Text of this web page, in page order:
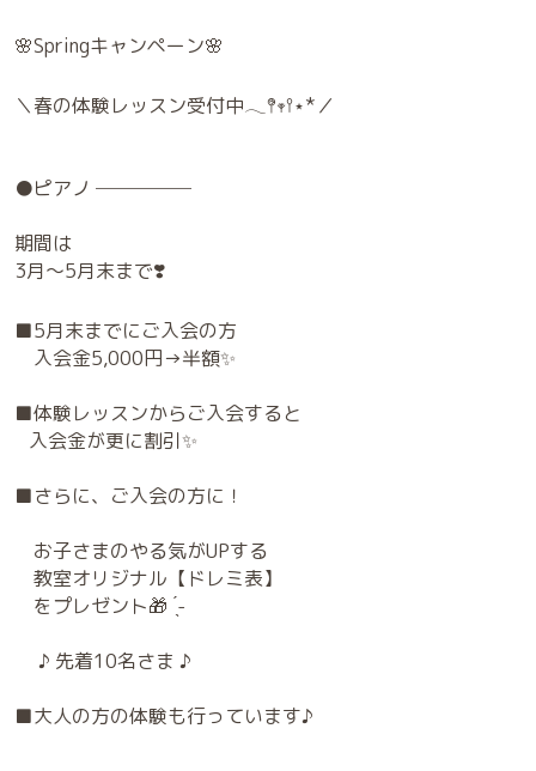
🌸Springキャンペーン🌸
＼春の体験レッスン受付中𓂃𖤥𖥧𖥣⋆*／
●ピアノ ─────
期間は
3月～5月末まで❣️
■5月末までにご入会の方
入会金5,000円→半額✨
■体験レッスンからご入会すると
入会金が更に割引✨
■さらに、ご入会の方に！
お子さまのやる気がUPする
教室オリジナル【ドレミ表】
をプレゼント🎁 ̖́-
♪ 先着10名さま ♪
■大人の方の体験も行っています♪